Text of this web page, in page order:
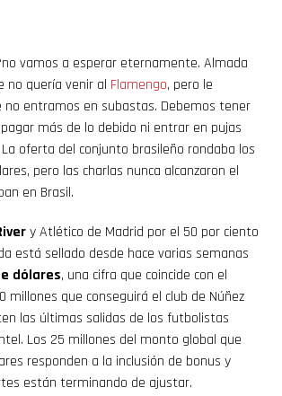
vamos a esperar eternamente. Almada
no quería venir al Flamengo, pero le
no entramos en subastas. Debemos tener
más de lo debido ni entrar en pujas
La oferta del conjunto brasileño rondaba los
pero las charlas nunca alcanzaron el
en Brasil.
y Atlético de Madrid por el 50 por ciento
está sellado desde hace varias semanas
dólares, una cifra que coincide con el
millones que conseguirá el club de Núñez
las últimas salidas de los futbolistas
Los 25 millones del monto global que
responden a la inclusión de bonus y
están terminando de ajustar.